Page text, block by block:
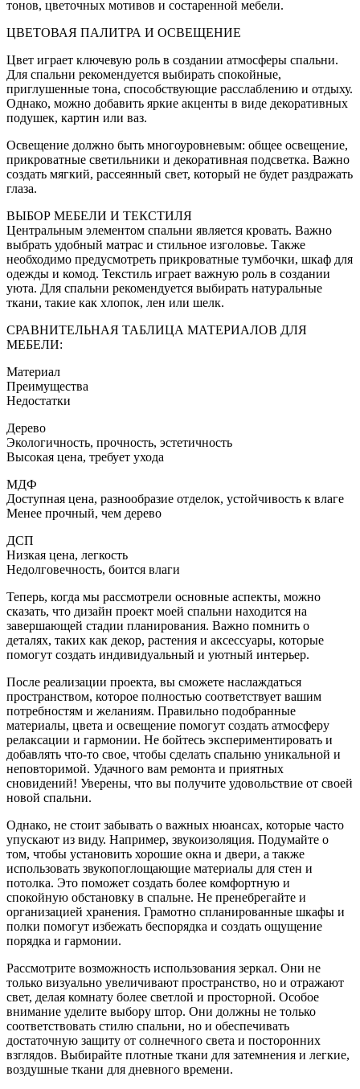
тонов, цветочных мотивов и состаренной мебели.
ЦВЕТОВАЯ ПАЛИТРА И ОСВЕЩЕНИЕ
Цвет играет ключевую роль в создании атмосферы спальни.
Для спальни рекомендуется выбирать спокойные,
приглушенные тона, способствующие расслаблению и отдыху.
Однако, можно добавить яркие акценты в виде декоративных
подушек, картин или ваз.
Освещение должно быть многоуровневым: общее освещение,
прикроватные светильники и декоративная подсветка. Важно
создать мягкий, рассеянный свет, который не будет раздражать
глаза.
ВЫБОР МЕБЕЛИ И ТЕКСТИЛЯ
Центральным элементом спальни является кровать. Важно
выбрать удобный матрас и стильное изголовье. Также
необходимо предусмотреть прикроватные тумбочки, шкаф для
одежды и комод. Текстиль играет важную роль в создании
уюта. Для спальни рекомендуется выбирать натуральные
ткани, такие как хлопок, лен или шелк.
СРАВНИТЕЛЬНАЯ ТАБЛИЦА МАТЕРИАЛОВ ДЛЯ
МЕБЕЛИ:
Материал
Преимущества
Недостатки
Дерево
Экологичность, прочность, эстетичность
Высокая цена, требует ухода
МДФ
Доступная цена, разнообразие отделок, устойчивость к влаге
Менее прочный, чем дерево
ДСП
Низкая цена, легкость
Недолговечность, боится влаги
Теперь, когда мы рассмотрели основные аспекты, можно
сказать, что дизайн проект моей спальни находится на
завершающей стадии планирования. Важно помнить о
деталях, таких как декор, растения и аксессуары, которые
помогут создать индивидуальный и уютный интерьер.
После реализации проекта, вы сможете наслаждаться
пространством, которое полностью соответствует вашим
потребностям и желаниям. Правильно подобранные
материалы, цвета и освещение помогут создать атмосферу
релаксации и гармонии. Не бойтесь экспериментировать и
добавлять что-то свое, чтобы сделать спальню уникальной и
неповторимой. Удачного вам ремонта и приятных
сновидений! Уверены, что вы получите удовольствие от своей
новой спальни.
Однако, не стоит забывать о важных нюансах, которые часто
упускают из виду. Например, звукоизоляция. Подумайте о
том, чтобы установить хорошие окна и двери, а также
использовать звукопоглощающие материалы для стен и
потолка. Это поможет создать более комфортную и
спокойную обстановку в спальне. Не пренебрегайте и
организацией хранения. Грамотно спланированные шкафы и
полки помогут избежать беспорядка и создать ощущение
порядка и гармонии.
Рассмотрите возможность использования зеркал. Они не
только визуально увеличивают пространство, но и отражают
свет, делая комнату более светлой и просторной. Особое
внимание уделите выбору штор. Они должны не только
соответствовать стилю спальни, но и обеспечивать
достаточную защиту от солнечного света и посторонних
взглядов. Выбирайте плотные ткани для затемнения и легкие,
воздушные ткани для дневного времени.